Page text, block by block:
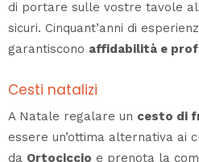
di portare sulle vostre tavole
sicuri. Cinquant’anni di
garantiscono affidabilità e
Cesti natalizi
A Natale regalare un cesto di
essere un’ottima alternativa ai
da Ortociccio e prenota la